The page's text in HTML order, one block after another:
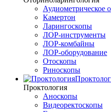
Аудиометрическое
Камертон
Ларингоскопы
ЛОР-инструменты
ЛОР-комбайны
ЛОР-оборудование
Отоскопы
Риноскопы
Проктология
Аноскопы
Видеоректоскопы